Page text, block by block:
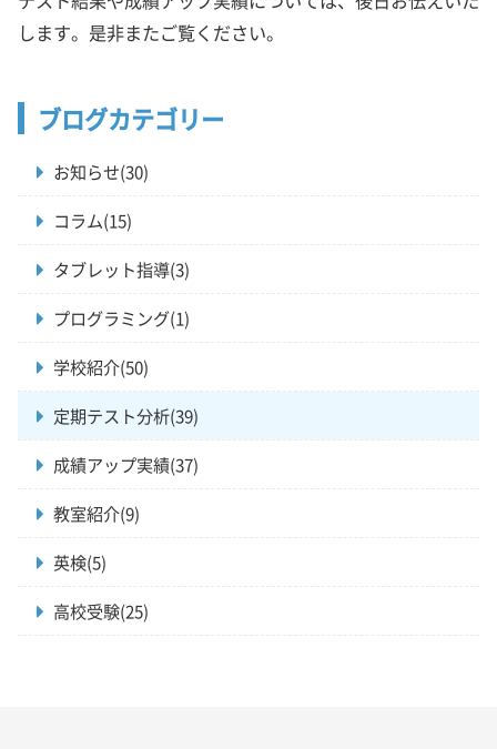
します。是非またご覧ください。
ブログカテゴリー
お知らせ(30)
コラム(15)
タブレット指導(3)
プログラミング(1)
学校紹介(50)
定期テスト分析(39)
成績アップ実績(37)
教室紹介(9)
英検(5)
高校受験(25)